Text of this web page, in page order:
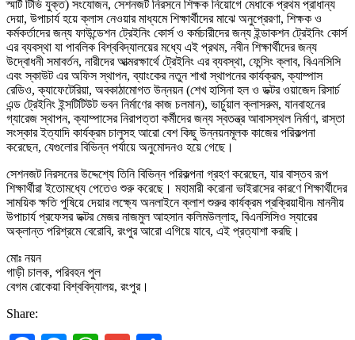
স্মার্ট টিভি যুক্ত) সংযোজন, সেশনজট নিরসনে শিক্ষক নিয়োগে মেধাকে প্রথম প্রাধান্য
দেয়া, উপাচার্য হয়ে ক্লাস নেওয়ার মাধ্যমে শিক্ষার্থীদের মাঝে অনুপ্রেরণা, শিক্ষক ও
কর্মকর্তাদের জন্য ফাউন্ডেশন ট্রেইনিং কোর্স ও কর্মচারীদের জন্য ইন্ডাকশন ট্রেইনিং কোর্স
এর ব্যবস্থা যা পাবলিক বিশ্ববিদ্যালয়ের মধ্যে এই প্রথম, নবীন শিক্ষার্থীদের জন্য
উদ্বোধনী সমাবর্তন, নারীদের আত্মরক্ষার্থে ট্রেইনিং এর ব্যবস্থা, ফেন্সিং ক্লাব, বিএনসিসি
এবং স্কাউট এর অফিস স্থাপন, ব্যাংকের নতুন শাখা স্থাপনের কার্যক্রম, ক্যাম্পাস
রেডিও, ক্যাফেটেরিয়া, অবকাঠামোগত উন্নয়ন (শেখ হাসিনা হল ও ডক্টর ওয়াজেদ রিসার্চ
এন্ড ট্রেইনিং ইন্সটিটিউট ভবন নির্মাণের কাজ চলমান), ভার্চুয়াল ক্লাসরুম, যানবাহনের
গ্যারেজ স্থাপন, ক্যাম্পাসের নিরাপত্তা কর্মীদের জন্য স্বতন্ত্র আবাসস্থল নির্মাণ, রাস্তা
সংস্কার ইত্যাদি কার্যক্রম চালুসহ আরো বেশ কিছু উন্নয়নমূলক কাজের পরিকল্পনা
করেছেন, যেগুলোর বিভিন্ন পর্যায়ে অনুমোদনও হয়ে গেছে।
সেশনজট নিরসনের উদ্দেশ্যে তিনি বিভিন্ন পরিকল্পনা গ্রহণ করেছেন, যার বাস্তব রূপ
শিক্ষার্থীরা ইতোমধ্যে পেতেও শুরু করেছে। মহামারী করোনা ভাইরাসের কারণে শিক্ষার্থীদের
সাময়িক ক্ষতি পুষিয়ে দেয়ার লক্ষ্যে অনলাইনে ক্লাশ শুরুর কার্যক্রম প্রক্রিয়াধীন৷ মাননীয়
উপাচার্য প্রফেসর ডক্টর মেজর নাজমুল আহসান কলিমউল্লাহ, বিএনসিসিও স্যারের
অক্লান্ত পরিশ্রমে বেরোবি, রংপুর আরো এগিয়ে যাবে, এই প্রত্যাশা করছি।
মোঃ নয়ন
গাড়ী চালক, পরিবহন পুল
বেগম রোকেয়া বিশ্ববিদ্যালয়, রংপুর।
Share: